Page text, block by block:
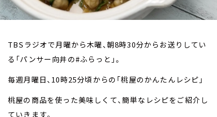
TBSラジオで月曜から木曜、朝8時30分からお送りしてい
る「パンサー向井の#ふらっと」。
毎週月曜日、10時25分頃からの「桃屋のかんたんレシピ」
桃屋の商品を使った美味しくて、簡単なレシピをご紹介し
ていきます。